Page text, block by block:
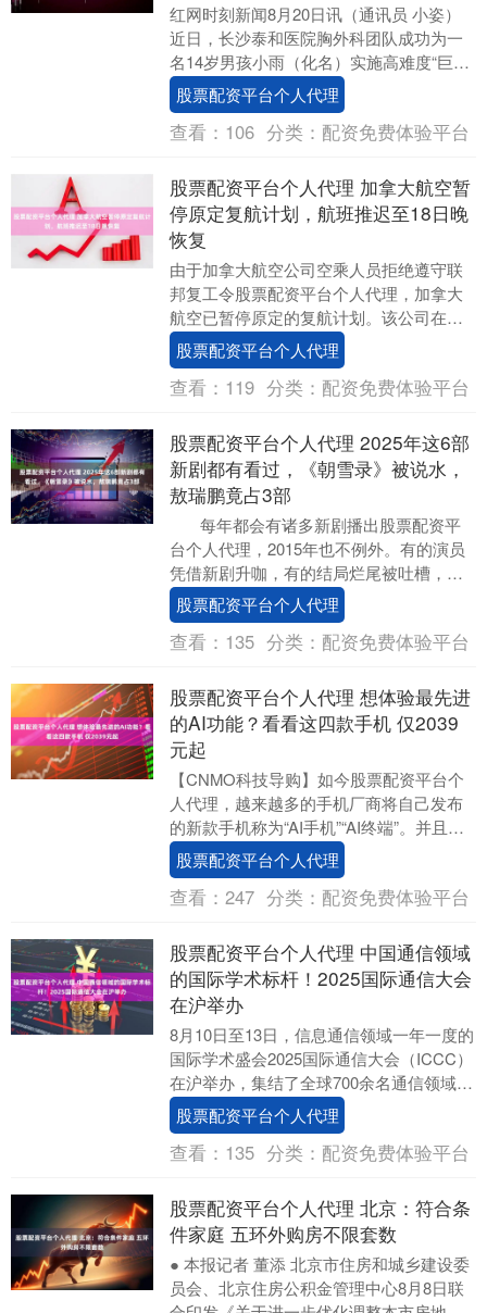
红网时刻新闻8月20日讯（通讯员 小姿）
近日，长沙泰和医院胸外科团队成功为一
名14岁男孩小雨（化名）实施高难度“巨大
纵隔肿瘤切除术”，从其右侧胸腔完整切除
一枚体....
股票配资平台个人代理
查看： 106 分类： 配资免费体验平台
股票配资平台个人代理 加拿大航空暂
停原定复航计划，航班推迟至18日晚
恢复
由于加拿大航空公司空乘人员拒绝遵守联
邦复工令股票配资平台个人代理，加拿大
航空已暂停原定的复航计划。该公司在一
份声明中表示，航班将于18日晚恢复，原
定于17日运营....
股票配资平台个人代理
查看： 119 分类： 配资免费体验平台
股票配资平台个人代理 2025年这6部
新剧都有看过，《朝雪录》被说水，
敖瑞鹏竟占3部
每年都会有诸多新剧播出股票配资平
台个人代理，2015年也不例外。有的演员
凭借新剧升咖，有的结局烂尾被吐槽，甚
至有的热度太高被说水，以下这6部剧，
分....
股票配资平台个人代理
查看： 135 分类： 配资免费体验平台
股票配资平台个人代理 想体验最先进
的AI功能？看看这四款手机 仅2039
元起
【CNMO科技导购】如今股票配资平台个
人代理，越来越多的手机厂商将自己发布
的新款手机称为“AI手机”“AI终端”。并且在
发布会上，各个手机厂商都会用大量篇幅
去描....
股票配资平台个人代理
查看： 247 分类： 配资免费体验平台
股票配资平台个人代理 中国通信领域
的国际学术标杆！2025国际通信大会
在沪举办
8月10日至13日，信息通信领域一年一度的
国际学术盛会2025国际通信大会（ICCC）
在沪举办，集结了全球700余名通信领域的
学者、产业界人士、研发工程师及青年....
股票配资平台个人代理
查看： 135 分类： 配资免费体验平台
股票配资平台个人代理 北京：符合条
件家庭 五环外购房不限套数
● 本报记者 董添 北京市住房和城乡建设委
员会、北京住房公积金管理中心8月8日联